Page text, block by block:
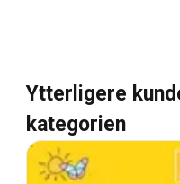
Ytterligere
kategorien